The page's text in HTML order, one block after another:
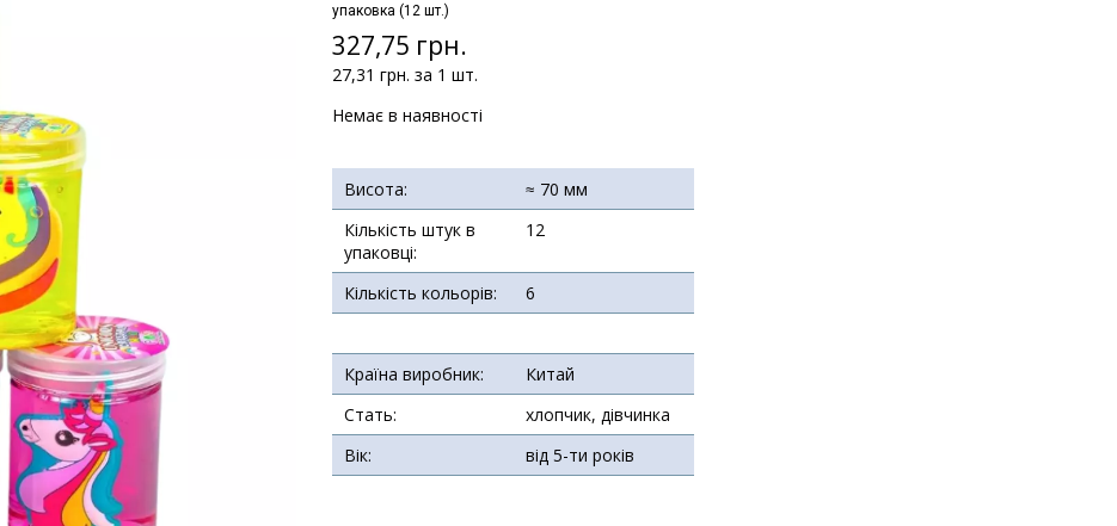
упаковка (12 шт.)
327,75 грн.
27,31 грн. за 1 шт.
Немає в наявності
Висота:
≈ 70 мм
Кількість штук в
упаковці:
12
Кількість кольорів: 6
Країна виробник:
Китай
Стать:
хлопчик, дівчинка
Вік:
від 5-ти років